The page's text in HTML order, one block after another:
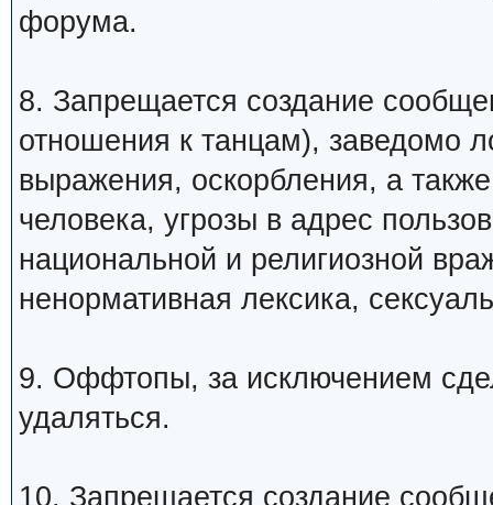
форума.
8. Запрещается создание
отношения к танцам), заведомо
выражения, оскорбления, а
человека, угрозы в адрес
национальной и религиозной
ненормативная лексика,
9. Оффтопы, за исключением
удаляться.
10. Запрещается создание